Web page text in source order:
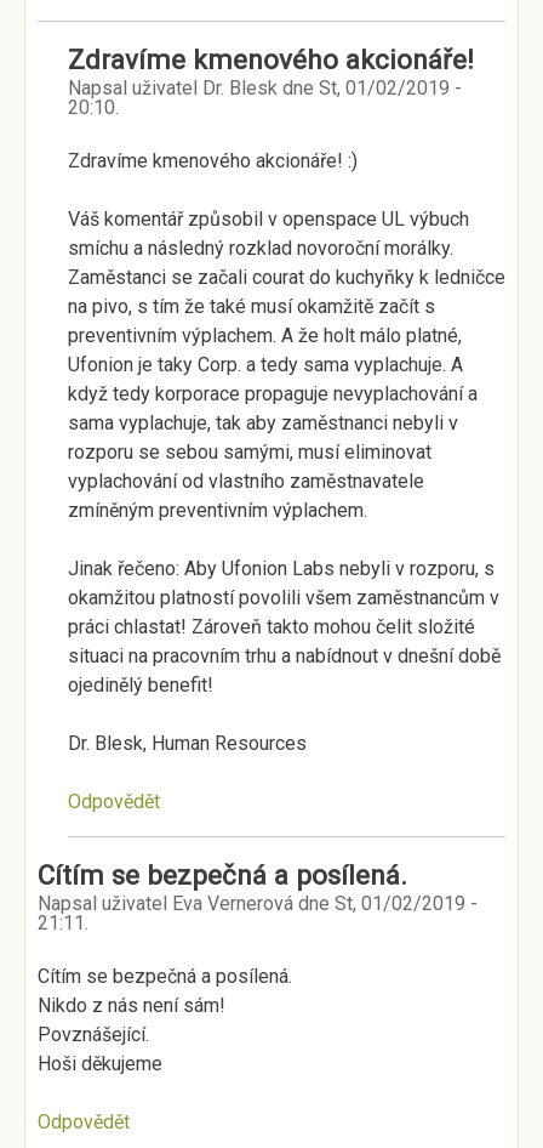
Zdravíme kmenového akcionáře!
Napsal uživatel Dr. Blesk dne St, 01/02/2019 -
20:10.
Zdravíme kmenového akcionáře! :)
Váš komentář způsobil v openspace UL výbuch
smíchu a následný rozklad novoroční morálky.
Zaměstanci se začali courat do kuchyňky k ledničce
na pivo, s tím že také musí okamžitě začít s
preventivním výplachem. A že holt málo platné,
Ufonion je taky Corp. a tedy sama vyplachuje. A
když tedy korporace propaguje nevyplachování a
sama vyplachuje, tak aby zaměstnanci nebyli v
rozporu se sebou samými, musí eliminovat
vyplachování od vlastního zaměstnavatele
zmíněným preventivním výplachem.
Jinak řečeno: Aby Ufonion Labs nebyli v rozporu, s
okamžitou platností povolili všem zaměstnancům v
práci chlastat! Zároveň takto mohou čelit složité
situaci na pracovním trhu a nabídnout v dnešní době
ojedinělý benefit!
Dr. Blesk, Human Resources
Odpovědět
Cítím se bezpečná a posílená.
Napsal uživatel Eva Vernerová dne St, 01/02/2019 -
21:11.
Cítím se bezpečná a posílená.
Nikdo z nás není sám!
Povznášející.
Hoši děkujeme
Odpovědět